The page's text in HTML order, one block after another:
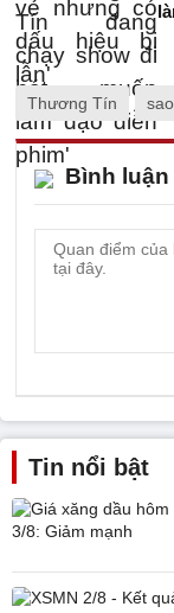
Thương Tín
Bình luận
Tin nổi bật